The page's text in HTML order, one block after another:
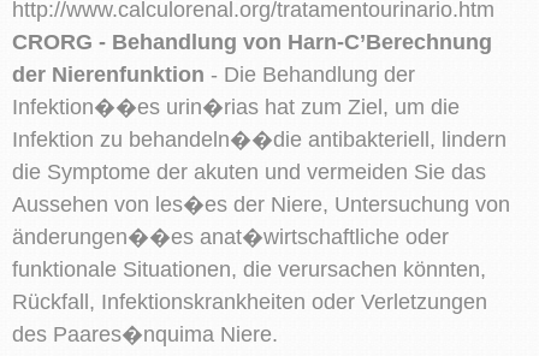
http://www.calculorenal.org/tratamentourinario.htm
CRORG - Behandlung von Harn-C’Berechnung
der Nierenfunktion - Die Behandlung der
Infektion��es urin�rias hat zum Ziel, um die
Infektion zu behandeln��die antibakteriell, lindern
die Symptome der akuten und vermeiden Sie das
Aussehen von les�es der Niere, Untersuchung von
änderungen��es anat�wirtschaftliche oder
funktionale Situationen, die verursachen könnten,
Rückfall, Infektionskrankheiten oder Verletzungen
des Paares�nquima Niere.